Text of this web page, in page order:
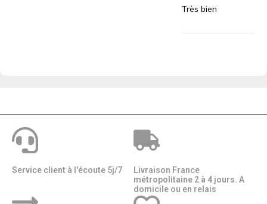
Très bien
Service client à l'écoute 5j/7
Livraison France
métropolitaine 2 à 4 jours. A
domicile ou en relais​​